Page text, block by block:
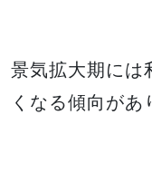
景気拡大期には
くなる傾向があ